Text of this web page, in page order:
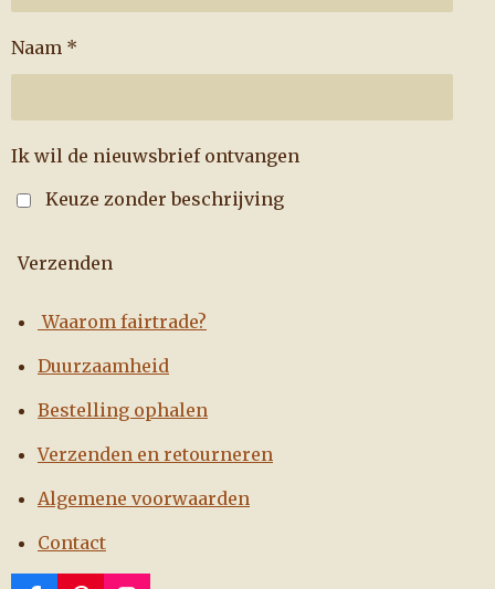
Naam *
Ik wil de nieuwsbrief ontvangen
Keuze zonder beschrijving
Verzenden
Waarom fairtrade?
Duurzaamheid
Bestelling ophalen
Verzenden en retourneren
Algemene voorwaarden
Contact